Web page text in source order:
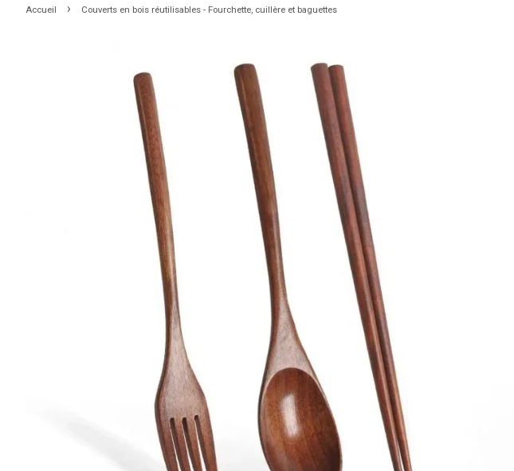
Accueil › Couverts en bois réutilisables - Fourchette, cuillère et baguettes